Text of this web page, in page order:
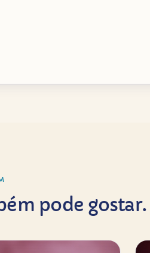
pode gostar.